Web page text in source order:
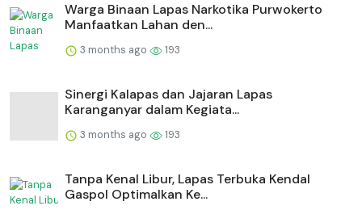
Warga Binaan Lapas Narkotika Purwokerto
Manfaatkan Lahan den...
3 months ago 193
⁠Sinergi Kalapas dan Jajaran Lapas
Karanganyar dalam Kegiata...
3 months ago 193
Tanpa Kenal Libur, Lapas Terbuka Kendal
Gaspol Optimalkan Ke...